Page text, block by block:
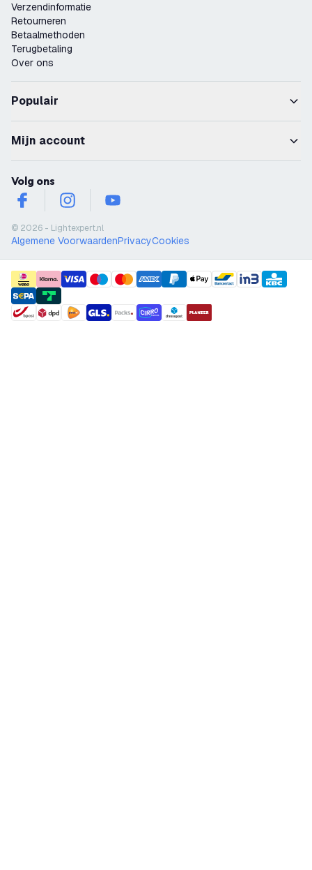
Verzendinformatie
Retourneren
Betaalmethoden
Terugbetaling
Over ons
Populair
Mijn account
Volg ons
facebookinstagramyoutube
© 2026 - Lightexpert.nl
Algemene VoorwaardenPrivacyCookies
payment methods
shipment methods